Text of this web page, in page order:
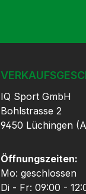
IQ Sport GmbH
Bohlstrasse 2
9450 Lüchingen
Öffnungszeiten:
Mo: geschlossen
Di - Fr: 09:00 -